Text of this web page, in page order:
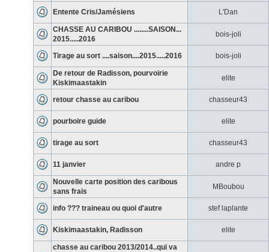
Entente Cris/Jamésiens L'Dan
CHASSE AU CARIBOU ........SAISON...
2015.....2016
bois-joli
Tirage au sort ....saison....2015.....2016 bois-joli
De retour de Radisson, pourvoirie
Kiskimaastakin
elite
retour chasse au caribou chasseur43
pourboire guide elite
tirage au sort chasseur43
11 janvier andre p
Nouvelle carte position des caribous
sans frais
MBoubou
info ??? traineau ou quoi d'autre stef laplante
Kiskimaastakin, Radisson elite
chasse au caribou 2013/2014..qui va